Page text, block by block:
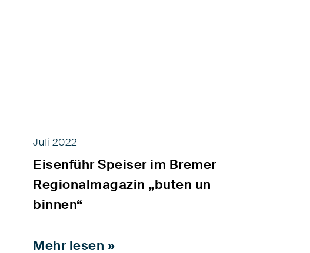
Juli 2022
Eisenführ Speiser im Bremer
Regionalmagazin „buten un
binnen“
Mehr lesen »